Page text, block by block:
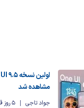
مشاهده شد
جواد تاجی 5 روز قبل